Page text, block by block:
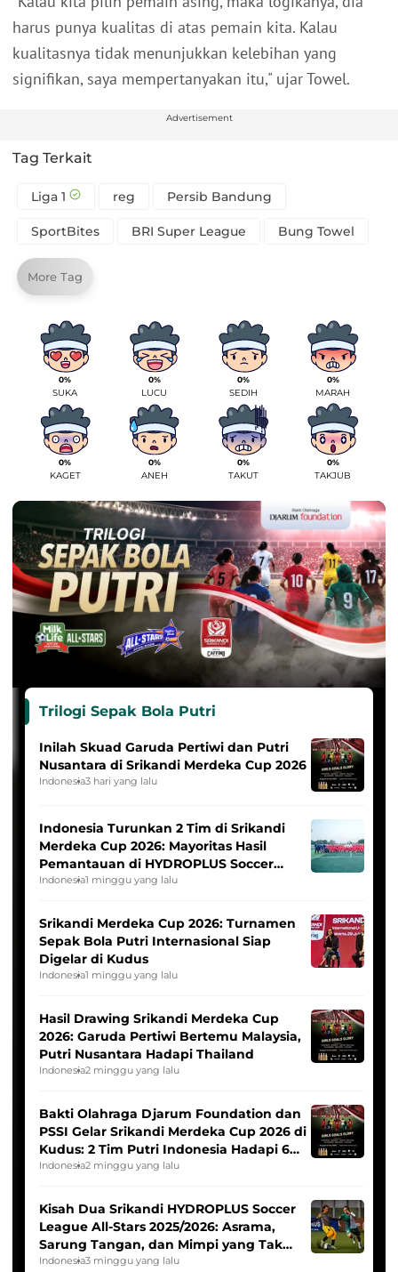
harus punya kualitas di atas pemain kita. Kalau
kualitasnya tidak menunjukkan kelebihan yang
signifikan, saya mempertanyakan itu," ujar Towel.
Advertisement
Tag Terkait
Liga 1 reg Persib Bandung
SportBites BRI Super League Bung Towel
More Tag
0%
SUKA
0%
LUCU
0%
SEDIH
0%
MARAH
0%
KAGET
0%
ANEH
0%
TAKUT
0%
TAKJUB
Trilogi Sepak Bola Putri
Inilah Skuad Garuda Pertiwi dan Putri
Nusantara di Srikandi Merdeka Cup 2026
Indonesia3 hari yang lalu
Indonesia Turunkan 2 Tim di Srikandi
Merdeka Cup 2026: Mayoritas Hasil
Pemantauan di HYDROPLUS Soccer
League
Indonesia1 minggu yang lalu
Srikandi Merdeka Cup 2026: Turnamen
Sepak Bola Putri Internasional Siap
Digelar di Kudus
Indonesia1 minggu yang lalu
Hasil Drawing Srikandi Merdeka Cup
2026: Garuda Pertiwi Bertemu Malaysia,
Putri Nusantara Hadapi Thailand
Indonesia2 minggu yang lalu
Bakti Olahraga Djarum Foundation dan
PSSI Gelar Srikandi Merdeka Cup 2026 di
Kudus: 2 Tim Putri Indonesia Hadapi 6
Tim Asia
Indonesia2 minggu yang lalu
Kisah Dua Srikandi HYDROPLUS Soccer
League All-Stars 2025/2026: Asrama,
Sarung Tangan, dan Mimpi yang Tak
Pernah Padam
Indonesia3 minggu yang lalu